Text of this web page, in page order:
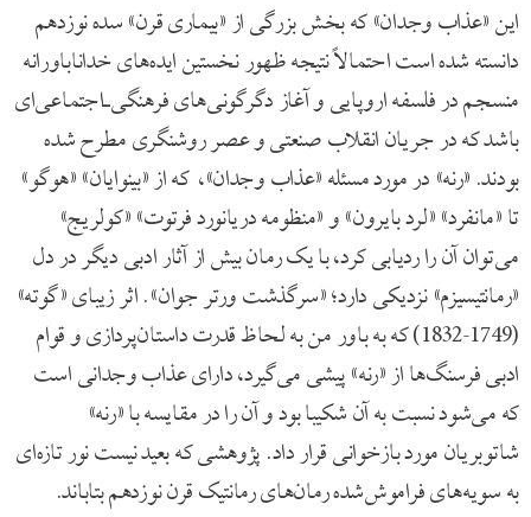
این «عذاب وجدان» که بخش بزرگی از «بیماری قرن» سده نوزدهم
دانسته شده است احتمالاً نتیجه ظهور نخستین ایده‌های خداناباورانه
منسجم در فلسفه اروپایی و آغاز دگرگونی‌های فرهنگی‌ـ‌‌اجتماعی‌ای
باشد که در جریان انقلاب صنعتی و عصر روشنگری مطرح شده
بودند. «رنه» در مورد مسئله «عذاب وجدان»، که از «بینوایان» «هوگو»
تا «مانفرد» «لرد بایرون» و «منظومه دریانورد فرتوت» «کولریج»
می‎‌توان آن را ردیابی کرد، با یک رمان بیش از آثار ادبی دیگر در دل
«رمانتیسیزم» نزدیکی دارد؛ «سرگذشت ورتر جوان». اثر زیبای «گوته»
(1749-1832) که به باور من به لحاظ قدرت داستان‌پردازی و قوام
ادبی فرسنگ‌ها از «رنه» پیشی می‌گیرد، دارای عذاب وجدانی است
که می‌شود نسبت به آن شکیبا بود و آن را در مقایسه با «رنه»
شاتوبریان مورد بازخوانی قرار داد. پژوهشی که بعید نیست نور تازه‌ای
به سویه‌های فراموش‌شده رمان‌های رمانتیک قرن نوزدهم بتاباند.